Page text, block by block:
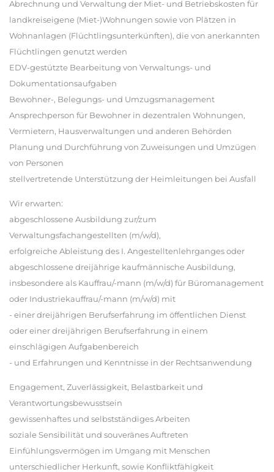
Abrechnung und Verwaltung der Miet- und Betriebskosten für
landkreiseigene (Miet-)Wohnungen sowie von Plätzen in
Wohnanlagen (Flüchtlingsunterkünften), die von anerkannten
Flüchtlingen genutzt werden
EDV-gestützte Bearbeitung von Verwaltungs- und
Dokumentationsaufgaben
Bewohner-, Belegungs- und Umzugsmanagement
Ansprechperson für Bewohner in dezentralen Wohnungen,
Vermietern, Hausverwaltungen und anderen Behörden
Planung und Durchführung von Zuweisungen und Umzügen
von Personen
stellvertretende Unterstützung der Heimleitungen bei Ausfall
Wir erwarten:
abgeschlossene Ausbildung zur/zum
Verwaltungsfachangestellten (m/w/d),
erfolgreiche Ableistung des I. Angestelltenlehrganges oder
abgeschlossene dreijährige kaufmännische Ausbildung,
insbesondere als Kauffrau/-mann (m/w/d) für Büromanagement
oder Industriekauffrau/-mann (m/w/d) mit
- einer dreijährigen Berufserfahrung im öffentlichen Dienst
oder einer dreijährigen Berufserfahrung in einem
einschlägigen Aufgabenbereich
- und Erfahrungen und Kenntnisse in der Rechtsanwendung
Engagement, Zuverlässigkeit, Belastbarkeit und
Verantwortungsbewusstsein
gewissenhaftes und selbstständiges Arbeiten
soziale Sensibilität und souveränes Auftreten
Einfühlungsvermögen im Umgang mit Menschen
unterschiedlicher Herkunft, sowie Konfliktfähigkeit